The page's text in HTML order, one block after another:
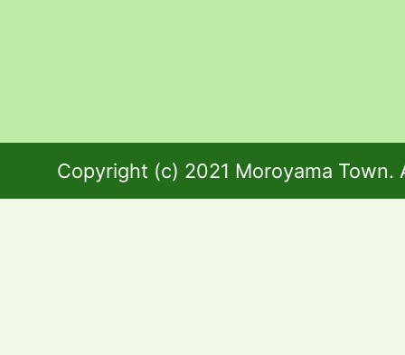
Copyright (c) 2021 Moroyama Town.